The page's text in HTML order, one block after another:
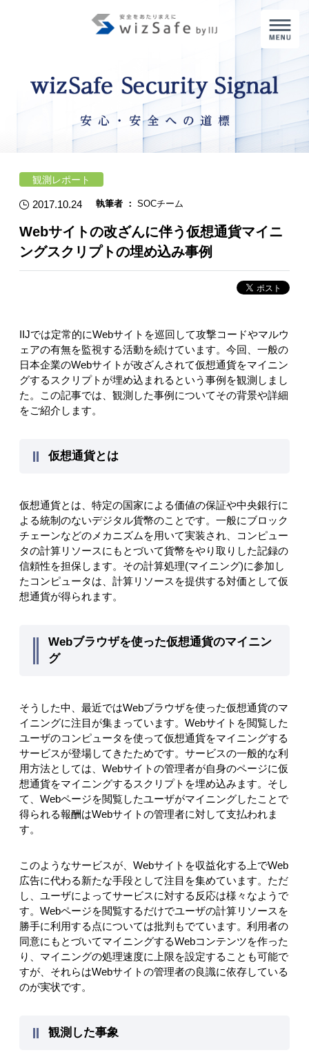
観測レポート
2017.10.24 執筆者 ： SOCチーム
Webサイトの改ざんに伴う仮想通貨マイニ
ングスクリプトの埋め込み事例
IIJでは定常的にWebサイトを巡回して攻撃コードやマルウ
ェアの有無を監視する活動を続けています。今回、一般の
日本企業のWebサイトが改ざんされて仮想通貨をマイニン
グするスクリプトが埋め込まれるという事例を観測しまし
た。この記事では、観測した事例についてその背景や詳細
をご紹介します。
仮想通貨とは
仮想通貨とは、特定の国家による価値の保証や中央銀行に
よる統制のないデジタル貨幣のことです。一般にブロック
チェーンなどのメカニズムを用いて実装され、コンピュー
タの計算リソースにもとづいて貨幣をやり取りした記録の
信頼性を担保します。その計算処理(マイニング)に参加し
たコンピュータは、計算リソースを提供する対価として仮
想通貨が得られます。
Webブラウザを使った仮想通貨のマイニン
グ
そうした中、最近ではWebブラウザを使った仮想通貨のマ
イニングに注目が集まっています。Webサイトを閲覧した
ユーザのコンピュータを使って仮想通貨をマイニングする
サービスが登場してきたためです。サービスの一般的な利
用方法としては、Webサイトの管理者が自身のページに仮
想通貨をマイニングするスクリプトを埋め込みます。そし
て、Webページを閲覧したユーザがマイニングしたことで
得られる報酬はWebサイトの管理者に対して支払われま
す。
このようなサービスが、Webサイトを収益化する上でWeb
広告に代わる新たな手段として注目を集めています。ただ
し、ユーザによってサービスに対する反応は様々なようで
す。Webページを閲覧するだけでユーザの計算リソースを
勝手に利用する点については批判もでています。利用者の
同意にもとづいてマイニングするWebコンテンツを作った
り、マイニングの処理速度に上限を設定することも可能で
すが、それらはWebサイトの管理者の良識に依存している
のが実状です。
観測した事象